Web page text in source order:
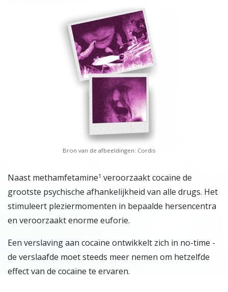
Bron van de afbeeldingen: Cordis
Naast methamfetamine1 veroorzaakt cocaïne de
grootste psychische afhankelijkheid van alle drugs. Het
stimuleert pleziermomenten in bepaalde hersencentra
en veroorzaakt enorme euforie.
Een verslaving aan cocaïne ontwikkelt zich in no-time -
de verslaafde moet steeds meer nemen om hetzelfde
effect van de cocaïne te ervaren.